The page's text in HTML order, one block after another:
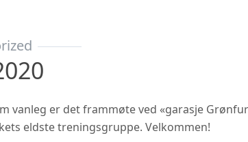
vanleg er det frammøte ved «garasje
eldste treningsgruppe. Velkommen!